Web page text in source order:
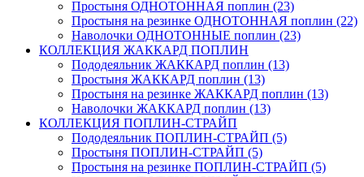
Простыня ОДНОТОННАЯ поплин (23)
Простыня на резинке ОДНОТОННАЯ поплин (22)
Наволочки ОДНОТОННЫЕ поплин (23)
КОЛЛЕКЦИЯ ЖАККАРД ПОПЛИН
Пододеяльник ЖАККАРД поплин (13)
Простыня ЖАККАРД поплин (13)
Простыня на резинке ЖАККАРД поплин (13)
Наволочки ЖАККАРД поплин (13)
КОЛЛЕКЦИЯ ПОПЛИН-СТРАЙП
Пододеяльник ПОПЛИН-СТРАЙП (5)
Простыня ПОПЛИН-СТРАЙП (5)
Простыня на резинке ПОПЛИН-СТРАЙП (5)